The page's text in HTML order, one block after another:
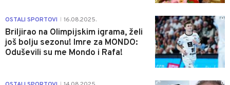
OSTALI SPORTOVI 16.08.2025.
Briljirao na Olimpijskim igrama, želi
još bolju sezonu! Imre za MONDO:
Oduševili su me Mondo i Rafa!
0
0